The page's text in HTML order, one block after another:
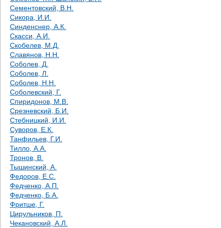
Сементовский, В.Н.
Сикора, И.И.
Синденснер, А.К.
Скасси, А.И.
Скобелев, М.Д.
Славянов, Н.Н.
Соболев, Д.
Соболев, Л.
Соболев, Н.Н.
Соболевский, Г.
Спиридонов, М.В.
Срезневский, Б.И.
Стебницкий, И.И.
Суворов, Е.К.
Танфильев, Г.И.
Тилло, А.А.
Тронов, В.
Тышинский, А.
Федоров, Е.С.
Федченко, А.П.
Федченко, Б.А.
Фритше, Г.
Цирульников, П.
Чекановский, А.Л.